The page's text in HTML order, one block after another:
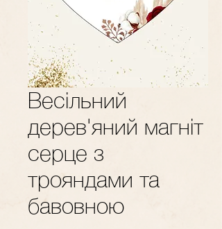
Весільний
дерев'яний магніт
серце з
трояндами та
бавовною